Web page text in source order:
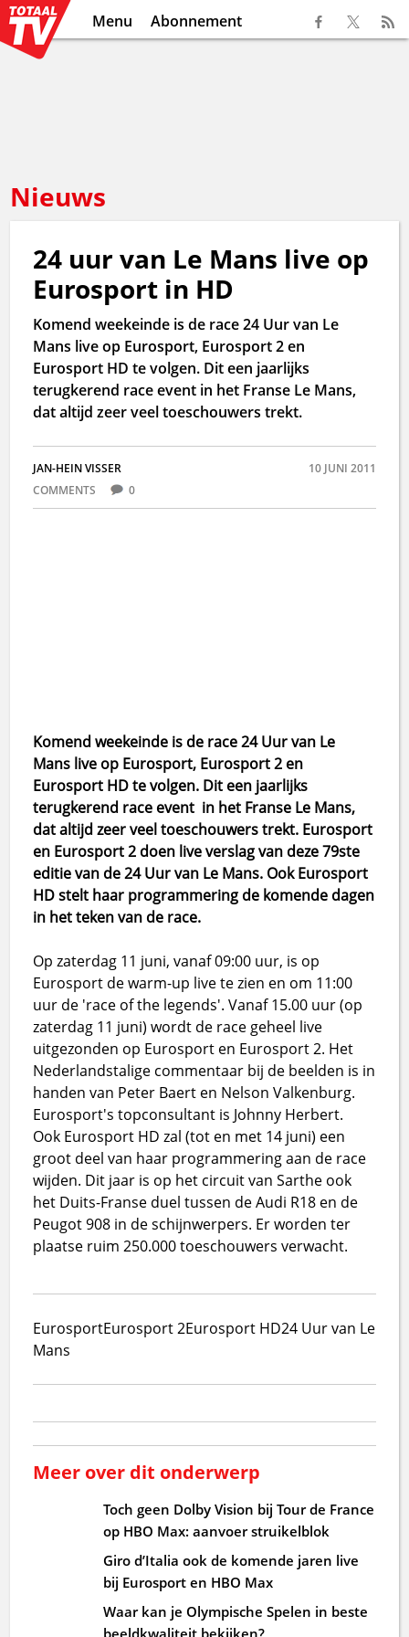
Menu Abonnement
Nieuws
24 uur van Le Mans live op
Eurosport in HD
Komend weekeinde is de race 24 Uur van Le
Mans live op Eurosport, Eurosport 2 en
Eurosport HD te volgen. Dit een jaarlijks
terugkerend race event in het Franse Le Mans,
dat altijd zeer veel toeschouwers trekt.
JAN-HEIN VISSER
10 JUNI 2011
COMMENTS
0
Komend weekeinde is de race 24 Uur van Le
Mans live op Eurosport, Eurosport 2 en
Eurosport HD te volgen. Dit een jaarlijks
terugkerend race event in het Franse Le Mans,
dat altijd zeer veel toeschouwers trekt. Eurosport
en Eurosport 2 doen live verslag van deze 79ste
editie van de 24 Uur van Le Mans. Ook Eurosport
HD stelt haar programmering de komende dagen
in het teken van de race.
Op zaterdag 11 juni, vanaf 09:00 uur, is op
Eurosport de warm-up live te zien en om 11:00
uur de 'race of the legends'. Vanaf 15.00 uur (op
zaterdag 11 juni) wordt de race geheel live
uitgezonden op Eurosport en Eurosport 2. Het
Nederlandstalige commentaar bij de beelden is in
handen van Peter Baert en Nelson Valkenburg.
Eurosport's topconsultant is Johnny Herbert.
Ook Eurosport HD zal (tot en met 14 juni) een
groot deel van haar programmering aan de race
wijden. Dit jaar is op het circuit van Sarthe ook
het Duits-Franse duel tussen de Audi R18 en de
Peugot 908 in de schijnwerpers. Er worden ter
plaatse ruim 250.000 toeschouwers verwacht.
EurosportEurosport 2Eurosport HD24 Uur van Le
Mans
Meer over dit onderwerp
Toch geen Dolby Vision bij Tour de France
op HBO Max: aanvoer struikelblok
Giro d’Italia ook de komende jaren live
bij Eurosport en HBO Max
Waar kan je Olympische Spelen in beste
beeldkwaliteit bekijken?